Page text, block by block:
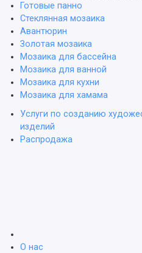
Готовые панно
Стеклянная мозаика
Авантюрин
Золотая мозаика
Мозаика для бассейна
Мозаика для ванной
Мозаика для кухни
Мозаика для хамама
Услуги по созданию
изделий
Распродажа
О нас